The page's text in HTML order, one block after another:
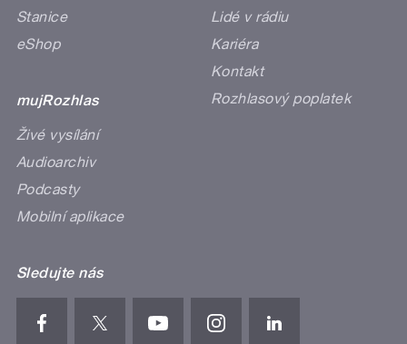
Stanice
eShop
mujRozhlas
Živé vysílání
Audioarchiv
Podcasty
Mobilní aplikace
Lidé v rádiu
Kariéra
Kontakt
Rozhlasový poplatek
Sledujte nás